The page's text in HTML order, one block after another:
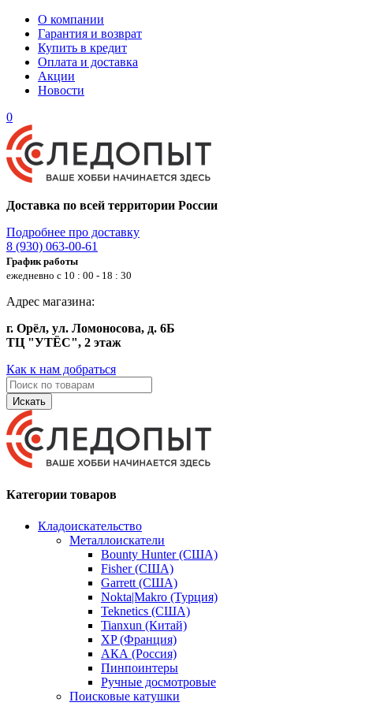
О компании
Гарантия и возврат
Купить в кредит
Оплата и доставка
Акции
Новости
0
Доставка по всей территории России
Подробнее про доставку
8 (930) 063-00-61
График работы
ежедневно с 10 : 00 - 18 : 30
Адрес магазина:
г. Орёл, ул. Ломоносова, д. 6Б
ТЦ "УТЁС", 2 этаж
Как к нам добраться
Искать
Категории товаров
Кладоискательство
Металлоискатели
Bounty Hunter (США)
Fisher (США)
Garrett (США)
Nokta|Makro (Турция)
Teknetics (США)
Tianxun (Китай)
XP (Франция)
АКА (Россия)
Пинпоинтеры
Ручные досмотровые
Поисковые катушки